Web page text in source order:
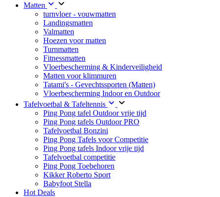
Matten
turnvloer - vouwmatten
Landingsmatten
Valmatten
Hoezen voor matten
Turnmatten
Fitnessmatten
Vloerbescherming & Kinderveiligheid
Matten voor klimmuren
Tatami's - Gevechtssporten (Matten)
Vloerbescherming Indoor en Outdoor
Tafelvoetbal & Tafeltennis
Ping Pong tafel Outdoor vrije tijd
Ping Pong tafels Outdoor PRO
Tafelvoetbal Bonzini
Ping Pong Tafels voor Competitie
Ping Pong tafels Indoor vrije tijd
Tafelvoetbal competitie
Ping Pong Toebehoren
Kikker Roberto Sport
Babyfoot Stella
Hot Deals